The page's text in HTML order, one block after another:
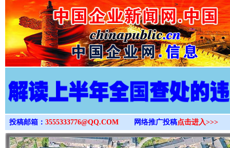
>
投稿邮箱： 3555333776@QQ.COM 网络推广投稿点击进入>>>